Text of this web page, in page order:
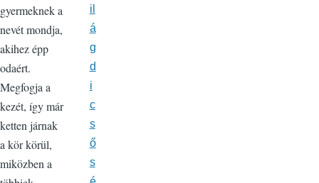
gyermeknek a
nevét mondja,
akihez épp
odaért.
Megfogja a
kezét, így már
ketten járnak
a kör körül,
miközben a
il
á
g
d
i
c
s
ő
s